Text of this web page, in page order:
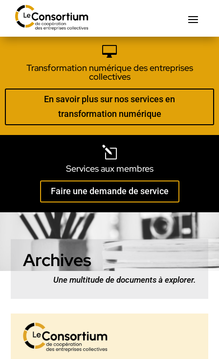

Transformation numérique des entreprises
collectives
En savoir plus sur nos services en
transformation numérique
l
Services aux membres
Faire une demande de service
Archives
Une multitude de documents à explorer.